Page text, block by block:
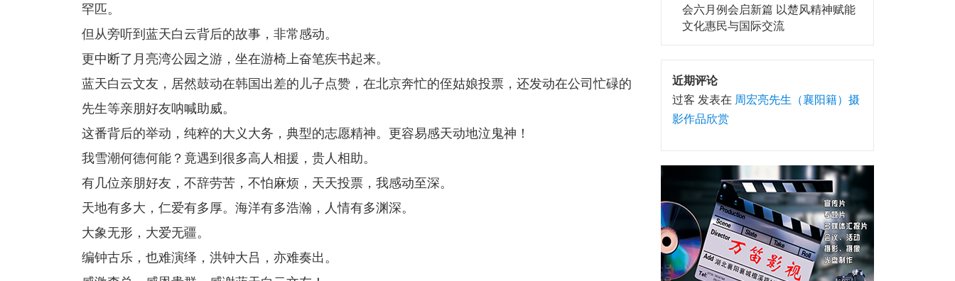
罕匹。
但从旁听到蓝天白云背后的故事，非常感动。
更中断了月亮湾公园之游，坐在游椅上奋笔疾书起来。
蓝天白云文友，居然鼓动在韩国出差的儿子点赞，在北京奔忙的侄姑娘投票，还发动在公司忙碌的
先生等亲朋好友呐喊助威。
这番背后的举动，纯粹的大义大务，典型的志愿精神。更容易感天动地泣鬼神！
我雪潮何德何能？竟遇到很多高人相援，贵人相助。
有几位亲朋好友，不辞劳苦，不怕麻烦，天天投票，我感动至深。
天地有多大，仁爱有多厚。海洋有多浩瀚，人情有多渊深。
大象无形，大爱无疆。
编钟古乐，也难演绎，洪钟大吕，亦难奏出。
会六月例会启新篇 以楚风精神赋能
文化惠民与国际交流
近期评论
过客 发表在 周宏亮先生（襄阳籍）摄
影作品欣赏